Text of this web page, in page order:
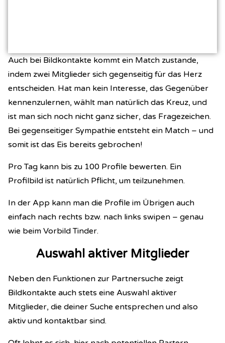
Auch bei Bildkontakte kommt ein Match zustande,
indem zwei Mitglieder sich gegenseitig für das Herz
entscheiden. Hat man kein Interesse, das Gegenüber
kennenzulernen, wählt man natürlich das Kreuz, und
ist man sich noch nicht ganz sicher, das Fragezeichen.
Bei gegenseitiger Sympathie entsteht ein Match – und
somit ist das Eis bereits gebrochen!
Pro Tag kann bis zu 100 Profile bewerten. Ein
Profilbild ist natürlich Pflicht, um teilzunehmen.
In der App kann man die Profile im Übrigen auch
einfach nach rechts bzw. nach links swipen – genau
wie beim Vorbild Tinder.
Auswahl aktiver Mitglieder
Neben den Funktionen zur Partnersuche zeigt
Bildkontakte auch stets eine Auswahl aktiver
Mitglieder, die deiner Suche entsprechen und also
aktiv und kontaktbar sind.